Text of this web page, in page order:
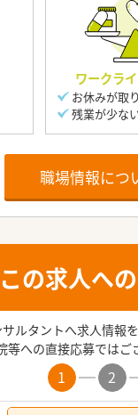
ワークラ
お休みが取
残業が少な
職場情報につ
この求人へ
サルタントへ求人情報
等への直接応募ではご
1 2